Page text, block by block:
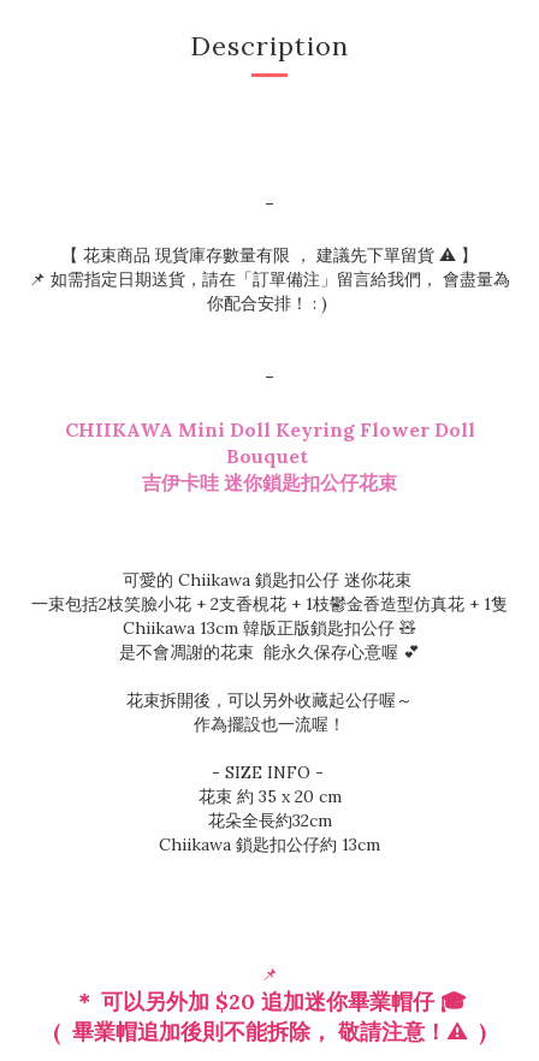
Description
-
【 花束商品 現貨庫存數量有限 ， 建議先下單留貨 ⚠️ 】
📌 如需指定日期送貨，請在「訂單備注」留言給我們， 會盡量為
你配合安排！ : )
-
CHIIKAWA Mini Doll Keyring Flower Doll
Bouquet
吉伊卡哇 迷你鎖匙扣公仔花束
可愛的 Chiikawa 鎖匙扣公仔 迷你花束
一束包括2枝笑臉小花 + 2支香梘花 + 1枝鬱金香造型仿真花 + 1隻
Chiikawa 13cm 韓版正版鎖匙扣公仔 🧸
是不會凋謝的花束 能永久保存心意喔 💕
花束拆開後，可以另外收藏起公仔喔～
作為擺設也一流喔！
- SIZE INFO -
花束 約 35 x 20 cm
花朵全長約32cm
Chiikawa 鎖匙扣公仔約 13cm
📌
＊ 可以另外加 $20 追加迷你畢業帽仔 🎓
( 畢業帽追加後則不能拆除， 敬請注意！⚠️ )